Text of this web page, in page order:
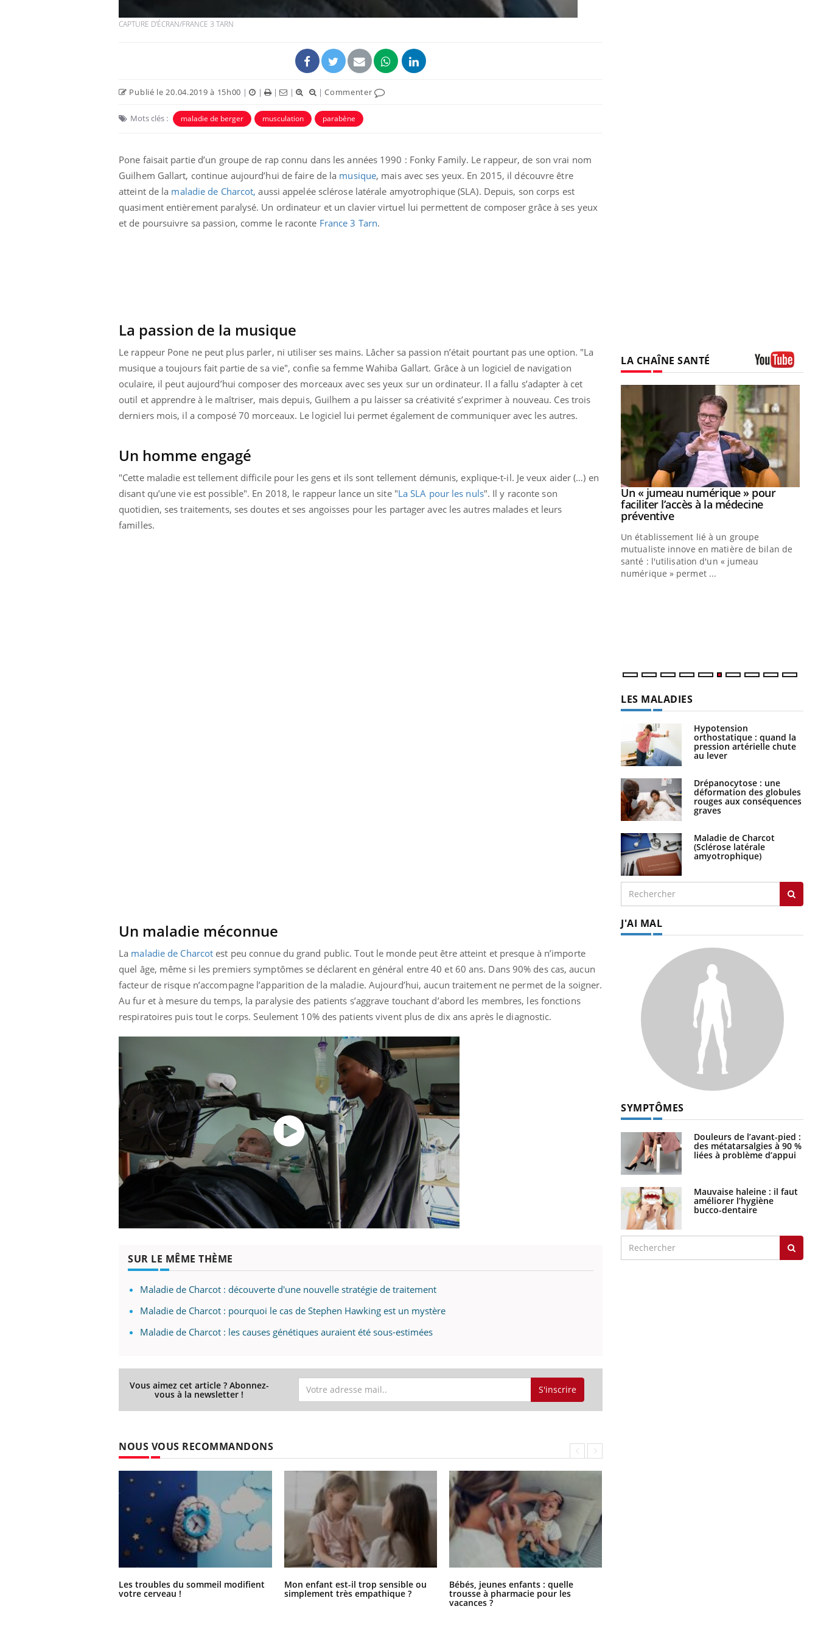
CAPTURE D'ÉCRAN/FRANCE 3 TARN
Publié le 20.04.2019 à 15h00 | | | | |Commenter
Mots clés : maladie de berger musculation parabène
Pone faisait partie d’un groupe de rap connu dans les années 1990 : Fonky Family. Le rappeur, de son vrai nom
Guilhem Gallart, continue aujourd’hui de faire de la musique, mais avec ses yeux. En 2015, il découvre être
atteint de la maladie de Charcot, aussi appelée sclérose latérale amyotrophique (SLA). Depuis, son corps est
quasiment entièrement paralysé. Un ordinateur et un clavier virtuel lui permettent de composer grâce à ses yeux
et de poursuivre sa passion, comme le raconte France 3 Tarn.
La passion de la musique
Le rappeur Pone ne peut plus parler, ni utiliser ses mains. Lâcher sa passion n’était pourtant pas une option. "La
musique a toujours fait partie de sa vie", confie sa femme Wahiba Gallart. Grâce à un logiciel de navigation
oculaire, il peut aujourd’hui composer des morceaux avec ses yeux sur un ordinateur. Il a fallu s’adapter à cet
outil et apprendre à le maîtriser, mais depuis, Guilhem a pu laisser sa créativité s’exprimer à nouveau. Ces trois
derniers mois, il a composé 70 morceaux. Le logiciel lui permet également de communiquer avec les autres.
Un homme engagé
"Cette maladie est tellement difficile pour les gens et ils sont tellement démunis, explique-t-il. Je veux aider (…) en
disant qu’une vie est possible". En 2018, le rappeur lance un site "La SLA pour les nuls". Il y raconte son
quotidien, ses traitements, ses doutes et ses angoisses pour les partager avec les autres malades et leurs
familles.
Un maladie méconnue
La maladie de Charcot est peu connue du grand public. Tout le monde peut être atteint et presque à n’importe
quel âge, même si les premiers symptômes se déclarent en général entre 40 et 60 ans. Dans 90% des cas, aucun
facteur de risque n’accompagne l’apparition de la maladie. Aujourd’hui, aucun traitement ne permet de la soigner.
Au fur et à mesure du temps, la paralysie des patients s’aggrave touchant d’abord les membres, les fonctions
respiratoires puis tout le corps. Seulement 10% des patients vivent plus de dix ans après le diagnostic.
SUR LE MÊME THÈME
Maladie de Charcot : découverte d'une nouvelle stratégie de traitement
Maladie de Charcot : pourquoi le cas de Stephen Hawking est un mystère
Maladie de Charcot : les causes génétiques auraient été sous-estimées
Vous aimez cet article ? Abonnez-
vous à la newsletter ! S'inscrire
NOUS VOUS RECOMMANDONS
Les troubles du sommeil modifient
votre cerveau !
Mon enfant est-il trop sensible ou
simplement très empathique ?
Bébés, jeunes enfants : quelle
trousse à pharmacie pour les
vacances ?
LA CHAÎNE SANTÉ
Insuline & Charge mentale : et si on
osait en parler?? Youtube
En 2026, l'insuline dans le diabète de type 2
Youtube
Eczéma Chronique des Mains : se
préparer pour l’été ! Youtube
Youtube
Diabète & Ramadan 2026
Le Ramadan approche, et, pour de
Youtube
Un « jumeau numérique » pour
faciliter l’accès à la médecine
préventiveYoutube
Un établissement lié à un groupe
mutualiste innove en matière de bilan de
santé : l'utilisation d'un « jumeau
numérique » permet ...
LES MALADIES
Hypotension
orthostatique : quand la
pression artérielle chute
au lever
Drépanocytose : une
déformation des globules
rouges aux conséquences
graves
Maladie de Charcot
(Sclérose latérale
amyotrophique)
J'AI MAL
SYMPTÔMES
Douleurs de l’avant-pied :
des métatarsalgies à 90 %
liées à problème d’appui
Mauvaise haleine : il faut
améliorer l’hygiène
bucco-dentaire